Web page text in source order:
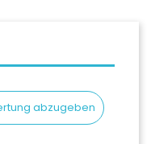
foncée (non
argent violet (non
abzugeben